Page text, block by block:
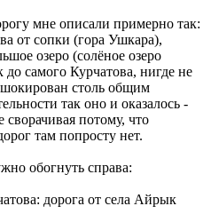
мне описали примерно так:
от сопки (гора Ушкара),
озеро (солёное озеро
самого Курчатова, нигде не
столь общим
так оно и оказалось -
потому, что
там попросту нет.
обогнуть справа: